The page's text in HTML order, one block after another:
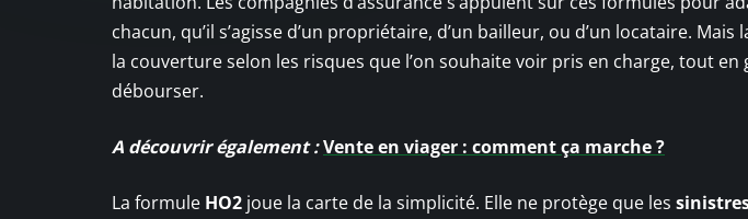
chacun, qu’il s’agisse d’un propriétaire, d’un bailleur, ou d’un locataire.
la couverture selon les risques que l’on souhaite voir pris en charge, tout
débourser.
A découvrir également :Vente en viager : comment ça marche ?
La formule HO2 joue la carte de la simplicité. Elle ne protège que les